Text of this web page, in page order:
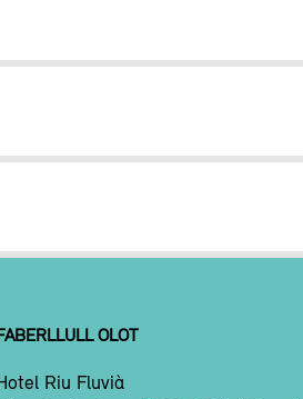
OLOT
Riu Fluvià